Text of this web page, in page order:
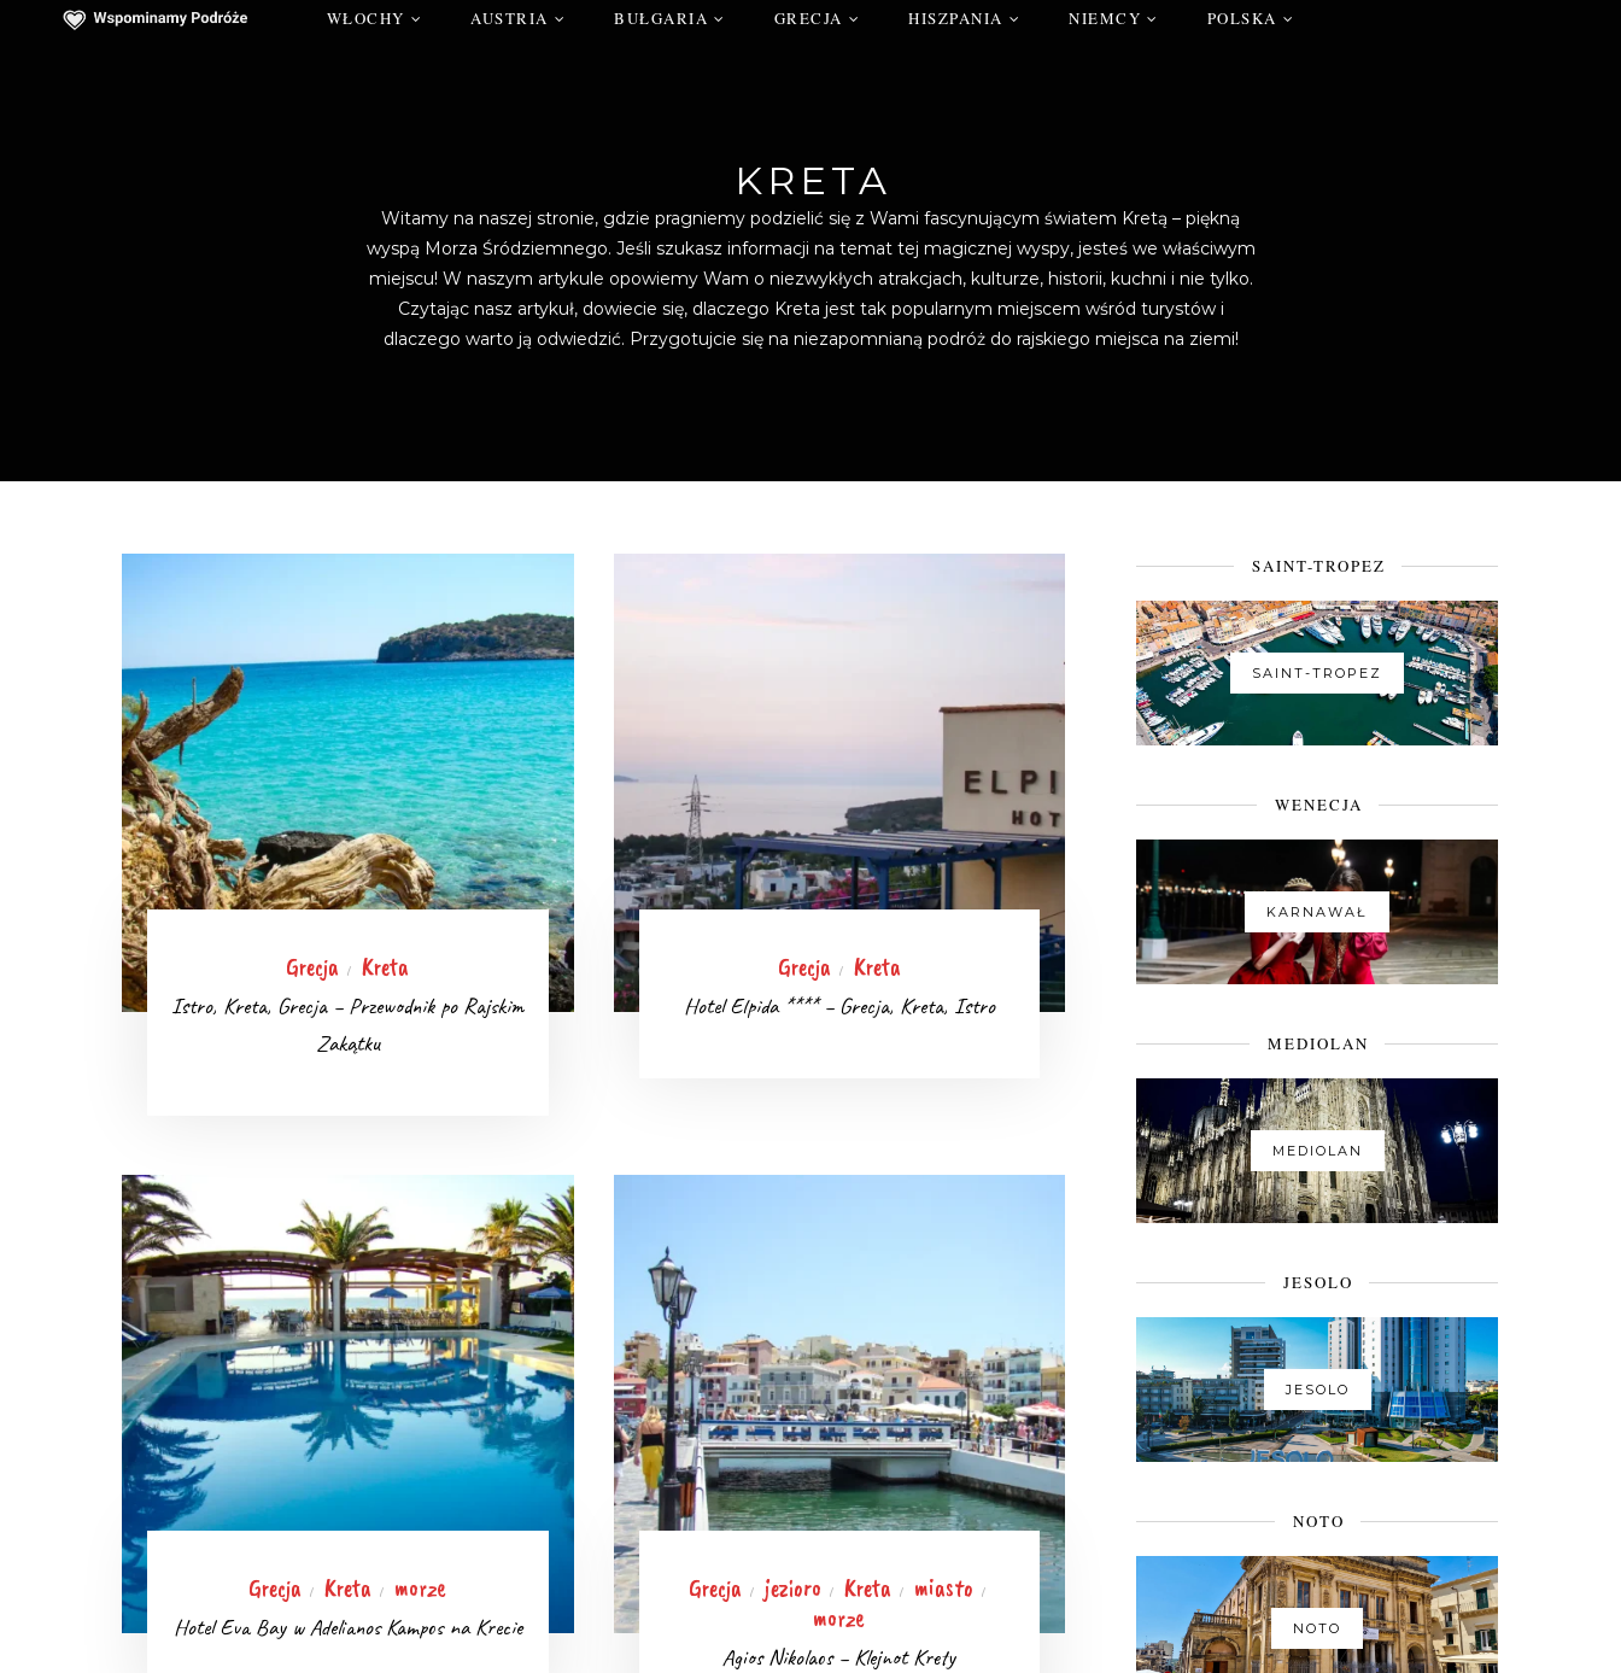
WŁOCHY AUSTRIA BUŁGARIA GRECJA HISZPANIA NIEMCY POLSKA
KRETA
Witamy na naszej stronie, gdzie pragniemy podzielić się z Wami fascynującym światem Kretą – piękną
wyspą Morza Śródziemnego. Jeśli szukasz informacji na temat tej magicznej wyspy, jesteś we właściwym
miejscu! W naszym artykule opowiemy Wam o niezwykłych atrakcjach, kulturze, historii, kuchni i nie tylko.
Czytając nasz artykuł, dowiecie się, dlaczego Kreta jest tak popularnym miejscem wśród turystów i
dlaczego warto ją odwiedzić. Przygotujcie się na niezapomnianą podróż do rajskiego miejsca na ziemi!
Grecja / Kreta
Istro, Kreta, Grecja – Przewodnik po Rajskim
Zakątku
Grecja / Kreta
Hotel Elpida **** – Grecja, Kreta, Istro
Grecja / Kreta / morze
Hotel Eva Bay w Adelianos Kampos na Krecie
Grecja / jezioro / Kreta / miasto /
morze
Agios Nikolaos – Klejnot Krety
SAINT-TROPEZ
SAINT-TROPEZ
WENECJA
KARNAWAŁ
MEDIOLAN
MEDIOLAN
JESOLO
JESOLO
NOTO
NOTO